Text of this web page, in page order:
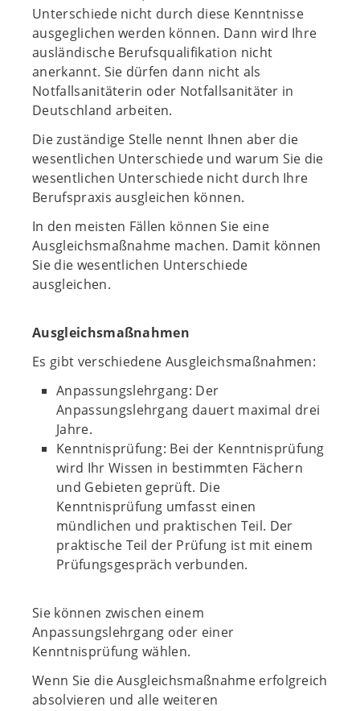
Unterschiede nicht durch diese Kenntnisse
ausgeglichen werden können. Dann wird Ihre
ausländische Berufsqualifikation nicht
anerkannt. Sie dürfen dann nicht als
Notfallsanitäterin oder Notfallsanitäter in
Deutschland arbeiten.
Die zuständige Stelle nennt Ihnen aber die
wesentlichen Unterschiede und warum Sie die
wesentlichen Unterschiede nicht durch Ihre
Berufspraxis ausgleichen können.
In den meisten Fällen können Sie eine
Ausgleichsmaßnahme machen. Damit können
Sie die wesentlichen Unterschiede
ausgleichen.
Ausgleichsmaßnahmen
Es gibt verschiedene Ausgleichsmaßnahmen:
Anpassungslehrgang: Der
Anpassungslehrgang dauert maximal drei
Jahre.
Kenntnisprüfung: Bei der Kenntnisprüfung
wird Ihr Wissen in bestimmten Fächern
und Gebieten geprüft. Die
Kenntnisprüfung umfasst einen
mündlichen und praktischen Teil. Der
praktische Teil der Prüfung ist mit einem
Prüfungsgespräch verbunden.
Sie können zwischen einem
Anpassungslehrgang oder einer
Kenntnisprüfung wählen.
Wenn Sie die Ausgleichsmaßnahme erfolgreich
absolvieren und alle weiteren